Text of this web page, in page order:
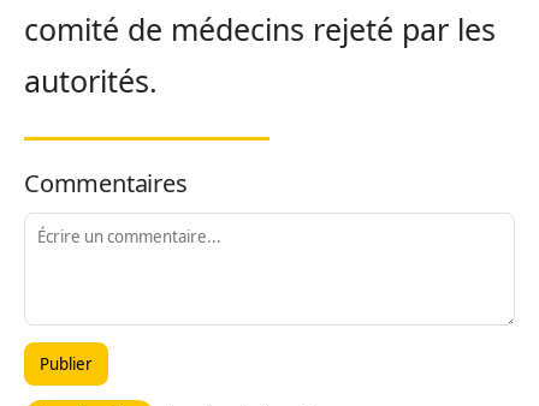
comité de médecins rejeté par les
autorités.
Commentaires
Publier